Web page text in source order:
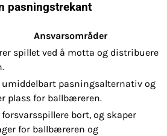
pasningstrekant
Ansvarsområder
spillet ved å motta og distribuere
umiddelbart pasningsalternativ og
plass for ballbæreren.
forsvarsspillere bort, og skaper
for ballbæreren og